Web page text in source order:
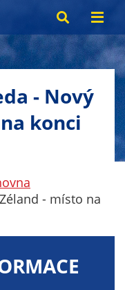
- Nový
konci
- místo na